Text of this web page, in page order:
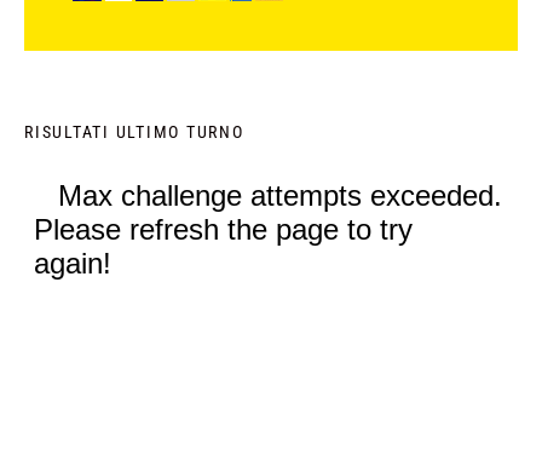
RISULTATI ULTIMO TURNO